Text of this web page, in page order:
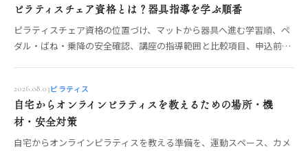
ピラティスチェア資格とは？器具指導を学ぶ順番
ピラティスチェア資格の位置づけ、マットから器具へ進む学習順、ペ
ダル・ばね・乗降の安全確認、講座の指導範囲と比較項目、申込前の
2026.08.03ピラティス
自宅からオンラインピラティスを教えるための場所・機
材・安全対策
自宅からオンラインピラティスを教える準備を、運動スペース、カメ